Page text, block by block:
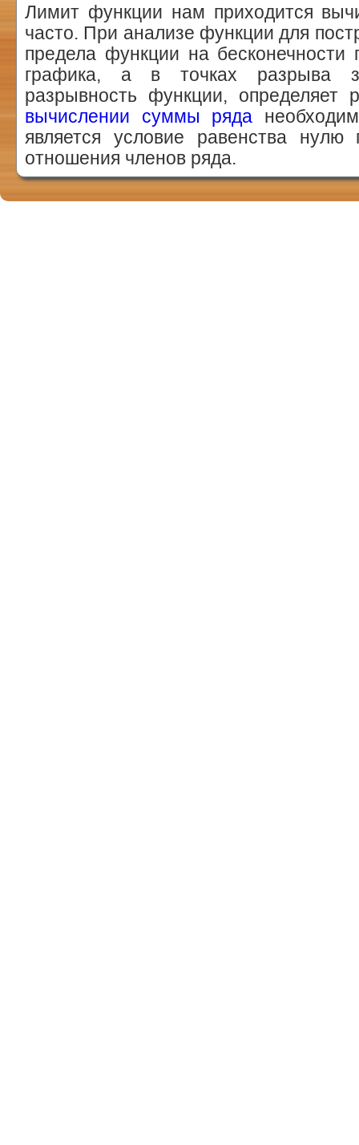
Лимит функции нам приходится
часто. При анализе функции для
предела функции на бесконечности
графика, а в точках разрыва
разрывность функции,
вычислении суммы ряда
является условие равенства
отношения членов ряда.